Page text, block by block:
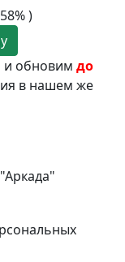
)
обновим до
в нашем же